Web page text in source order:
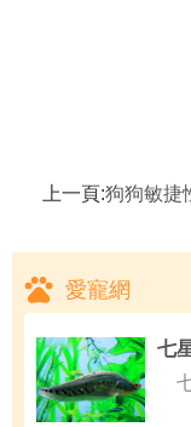
上一頁:狗狗敏捷性訓練的基本要求,狗場
愛寵網
七